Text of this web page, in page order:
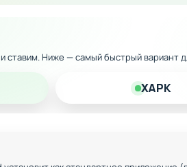
и экипировки
эффекты
ставим. Ниже — самый быстрый вариант
XAPK